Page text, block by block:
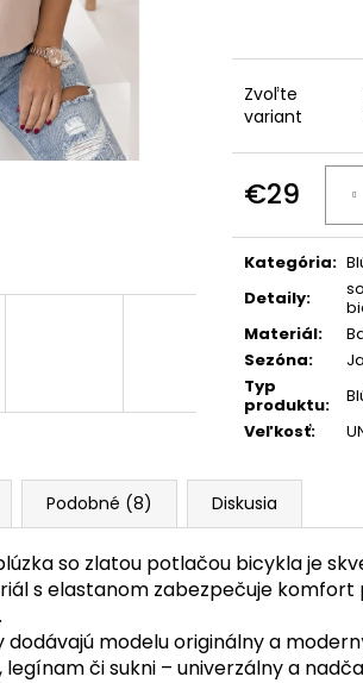
Zvoľte
variant
€29
Jednotková
cena:
Kategória:
Detaily:
Materiál:
Sezóna:
Typ
produktu:
Veľkosť:
Podobné (8) Diskusia
so zlatou potlačou bicykla je
s elastanom zabezpečuje
modelu originálny a
či sukni – univerzálny a